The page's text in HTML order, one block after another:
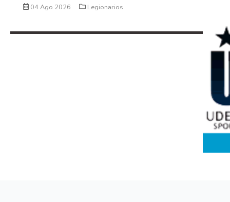
04 Ago 2026 Legionarios